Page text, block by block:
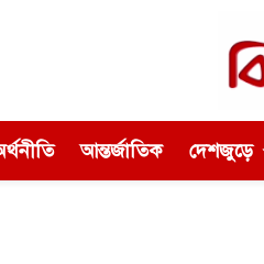
আন্তর্জাতিক দেশজুড়ে